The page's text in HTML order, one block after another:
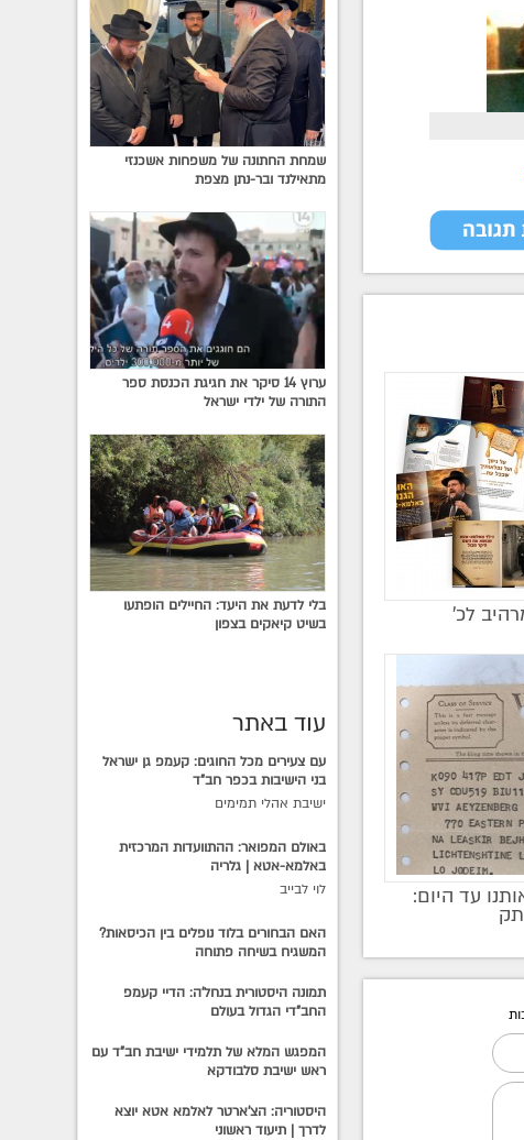
לכ’
עד היום:
שמחת החתונה של משפחות אשכנזי
מתאילנד ובר-נתן מצפת
ערוץ 14 סיקר את חגיגת הכנסת ספר
התורה של ילדי ישראל
בלי לדעת את היעד: החיילים הופתעו
בשיט קיאקים בצפון
עוד באתר
עם צעירים מכל החוגים: קעמפ גן ישראל
בני הישיבות בכפר חב"ד
ישיבת אהלי תמימים
באולם המפואר: ההתוועדות המרכזית
באלמא-אטא | גלריה
לוי לבייב
האם הבחורים בלוד נופלים בין הכיסאות?
המשגיח בשיחה פתוחה
תמונה היסטורית בנחל'ה: הדיי קעמפ
החב"די הגדול בעולם
המפגש המלא של תלמידי ישיבת חב"ד עם
ראש ישיבת סלבודקא
היסטוריה: הצ'ארטר לאלמא אטא יוצא
לדרך | תיעוד ראשוני